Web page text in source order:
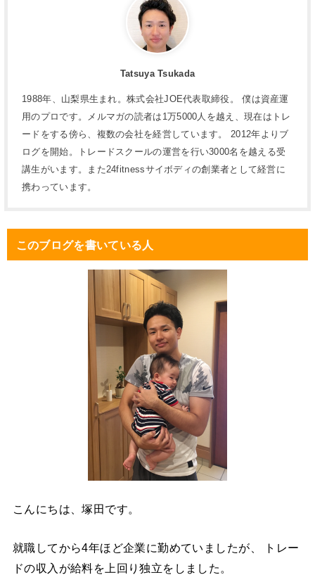
Tatsuya Tsukada
1988年、山梨県生まれ。株式会社JOE代表取締役。 僕は資産運
用のプロです。メルマガの読者は1万5000人を越え、現在はトレ
ードをする傍ら、複数の会社を経営しています。 2012年よりブ
ログを開始。トレードスクールの運営を行い3000名を越える受
講生がいます。また24fitnessサイボディの創業者として経営に
携わっています。
このブログを書いている人
こんにちは、塚田です。
就職してから4年ほど企業に勤めていましたが、 トレー
ドの収入が給料を上回り独立をしました。